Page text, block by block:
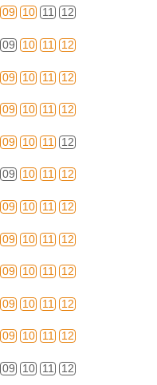
09 10 11 12
09 10 11 12
09 10 11 12
09 10 11 12
09 10 11 12
09 10 11 12
09 10 11 12
09 10 11 12
09 10 11 12
09 10 11 12
09 10 11 12
09 10 11 12